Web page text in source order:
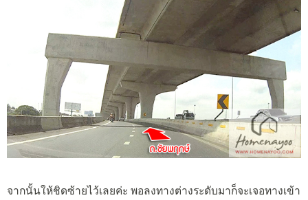
จากนั้นให้ชิดซ้ายไว้เลยค่ะ พอลงทางต่างระดับมาก็จะเจอทางเข้า